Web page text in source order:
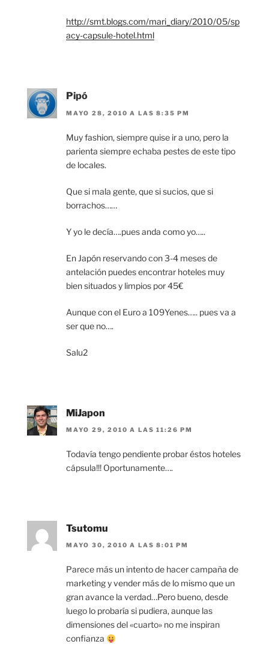
http://smt.blogs.com/mari_diary/2010/05/sp
acy-capsule-hotel.html
Pipó
MAYO 28, 2010 A LAS 8:35 PM
Muy fashion, siempre quise ir a uno, pero la
parienta siempre echaba pestes de este tipo
de locales.
Que si mala gente, que si sucios, que si
borrachos……
Y yo le decía….pues anda como yo…..
En Japón reservando con 3-4 meses de
antelación puedes encontrar hoteles muy
bien situados y limpios por 45€
Aunque con el Euro a 109Yenes….. pues va a
ser que no….
Salu2
MiJapon
MAYO 29, 2010 A LAS 11:26 PM
Todavía tengo pendiente probar éstos hoteles
cápsula!!! Oportunamente….
Tsutomu
MAYO 30, 2010 A LAS 8:01 PM
Parece más un intento de hacer campaña de
marketing y vender más de lo mismo que un
gran avance la verdad…Pero bueno, desde
luego lo probaría si pudiera, aunque las
dimensiones del «cuarto» no me inspiran
confianza